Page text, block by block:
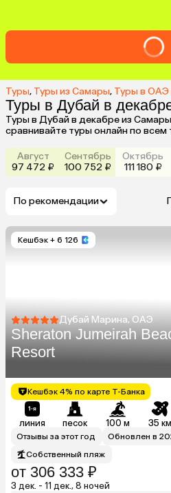
Туры, Туры из Самары, Туры в ОАЭ
Туры в Дубай в
Туры в Дубай в декабре из
сравнивайте туры онлайн по
Август
97 472 ₽
Сентябрь
100 752 ₽
Октябрь
111 180 ₽
По рекомендации
Кешбэк + 6 126
Дубай Марина, ОАЭ
Sheraton Jumeirah
Resort
Кешбэк 4% по карте Т-Банка
линия песок 100 м 35 км
Отзывы за этот год
Обновлен в
Собственный пляж
от 306 333 ₽
3 дек. - 11 дек., 8 ночей